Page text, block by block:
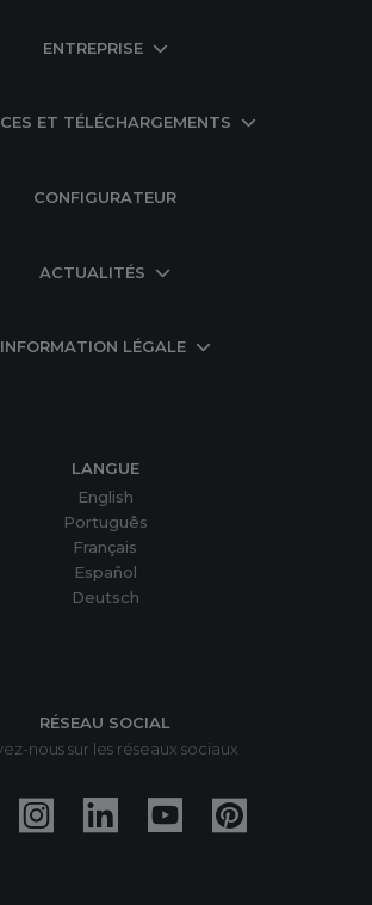
ENTREPRISE
ET TÉLÉCHARGEMENTS
CONFIGURATEUR
ACTUALITÉS
INFORMATION LÉGALE
LANGUE
English
Português
Français
Español
Deutsch
RÉSEAU SOCIAL
nous sur les réseaux sociaux